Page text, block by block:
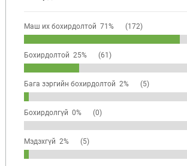
Маш их бохирдолтой 71% (172)
Бохирдолтой 25% (61)
Бага зэргийн бохирдолтой 2% (5)
Бохирдолгүй 0% (0)
Мэдэхгүй 2% (5)